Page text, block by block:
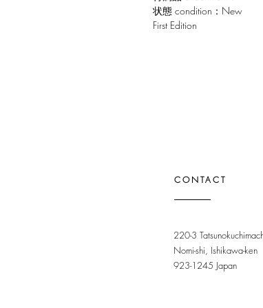
状態 condition：New
First Edition
CONTACT
220-3
Nomi-shi, Ishikawa-ken
923-1245 Japan